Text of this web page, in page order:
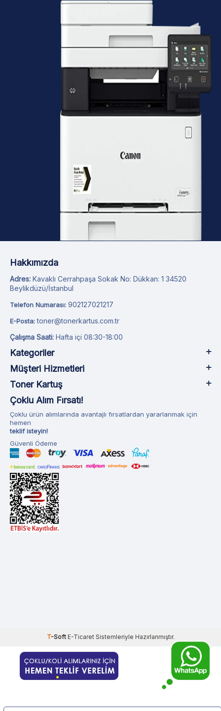
Hakkımızda
Adres: Kavaklı Cerrahpaşa Sokak No: Dükkan: 1 34520
Beylikdüzü/İstanbul
Telefon Numarası: 902127021217
E-Posta: toner@tonerkartus.com.tr
Çalışma Saati: Hafta içi 08:30-18:00
Kategoriler
Müşteri Hizmetleri
Toner Kartuş
Çoklu Alım Fırsatı!
Çoklu ürün alımlarında avantajlı fırsatlardan yararlanmak için
hemen
teklif isteyin!
Güvenli Ödeme
T-Soft E-TicaretSistemleriyle Hazırlanmıştır.